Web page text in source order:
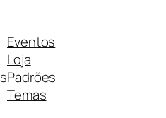
Eventos
Loja
Padrões
Temas